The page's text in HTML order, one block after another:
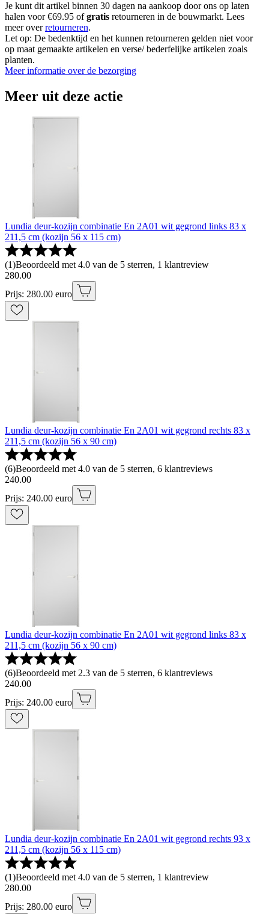
Je kunt dit artikel binnen 30 dagen na aankoop door ons op laten
halen voor €69.95 ofgratis retourneren in de bouwmarkt. Lees
meer overretourneren.
Let op: De bedenktijd en het kunnen retourneren gelden niet voor
op maat gemaakte artikelen en verse/ bederfelijke artikelen zoals
planten.
Meer informatie over de bezorging
Meer uit deze actie
Lundia deur-kozijn combinatie En 2A01 wit gegrond links 83 x
211,5 cm (kozijn 56 x 115 cm)
(1)Beoordeeld met 4.0 van de 5 sterren, 1 klantreview
280.00
Prijs: 280.00 euro
Lundia deur-kozijn combinatie En 2A01 wit gegrond rechts 83 x
211,5 cm (kozijn 56 x 90 cm)
(6)Beoordeeld met 4.0 van de 5 sterren, 6 klantreviews
240.00
Prijs: 240.00 euro
Lundia deur-kozijn combinatie En 2A01 wit gegrond links 83 x
211,5 cm (kozijn 56 x 90 cm)
(6)Beoordeeld met 2.3 van de 5 sterren, 6 klantreviews
240.00
Prijs: 240.00 euro
Lundia deur-kozijn combinatie En 2A01 wit gegrond rechts 93 x
211,5 cm (kozijn 56 x 115 cm)
(1)Beoordeeld met 4.0 van de 5 sterren, 1 klantreview
280.00
Prijs: 280.00 euro